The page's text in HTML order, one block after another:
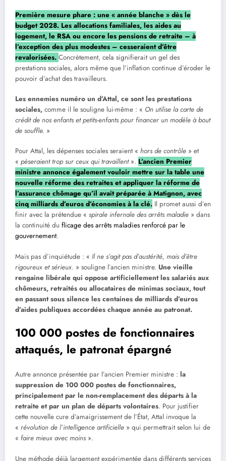
Première mesure phare : une « année blanche » dès le
budget 2028. Les allocations familiales, les aides au
logement, le RSA ou encore les pensions de retraite – à
l’exception des plus modestes – cesseraient d’être
revalorisées. Concrètement, cela signifierait un gel des
prestations sociales, alors même que l’inflation continue d’éroder le
pouvoir d’achat des travailleurs.
Les ennemies numéro un d’Attal, ce sont les prestations
sociales, comme il le souligne lui-même : « On utilise la carte de
crédit de nos enfants et petits-enfants pour financer un modèle à bout
de souffle. »
Pour Attal, les dépenses sociales seraient « hors de contrôle » et
« pèseraient trop sur ceux qui travaillent». L’ancien Premier
ministre annonce également vouloir mettre sur la table une
nouvelle réforme des retraites et appliquer la réforme de
l’assurance chômage qu’il avait préparée à Matignon, avec
cinq milliards d’euros d’économies à la clé. Il promet aussi d’en
finir avec la prétendue « spirale infernale des arrêts maladie » dans
la continuité du flicage des arrêts maladies renforcé par le
gouvernement.
Mais pas d’inquiétude : « Il ne s’agit pas d’austérité, mais d’être
rigoureux et sérieux. » souligne l’ancien ministre. Une vieille
rengaine libérale qui oppose artificiellement les salariés aux
chômeurs, retraités ou allocataires de minimas sociaux, tout
en passant sous silence les centaines de milliards d’euros
d’aides publiques accordées chaque année au patronat.
100 000 postes de fonctionnaires
attaqués, le patronat épargné
Autre annonce présentée par l’ancien Premier ministre : la
suppression de 100 000 postes de fonctionnaires,
principalement par le non-remplacement des départs à la
retraite et par un plan de départs volontaires. Pour justifier
cette nouvelle cure d’amaigrissement de l’État, Attal invoque la
« révolution de l’intelligence artificielle » qui permettrait selon lui de
« faire mieux avec moins ».
Une méthode déjà largement expérimentée dans différents services